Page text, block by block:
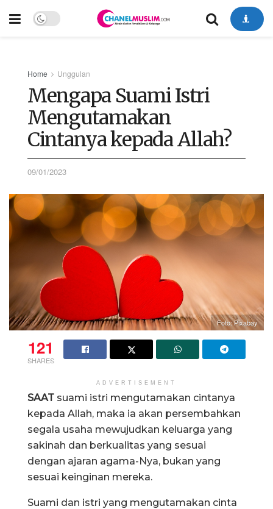
Home Unggulan
Mengapa Suami Istri
Mengutamakan
Cintanya kepada Allah?
09/01/2023
Foto: Pixabay
121
SHARES
ADVERTISEMENT
SAAT suami istri mengutamakan cintanya
kepada Allah, maka ia akan persembahkan
segala usaha mewujudkan keluarga yang
sakinah dan berkualitas yang sesuai
dengan ajaran agama-Nya, bukan yang
sesuai keinginan mereka.
Suami dan istri yang mengutamakan cinta